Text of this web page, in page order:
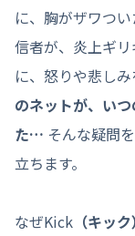
に、胸がザワつ
信者が、炎上ギ
に、怒りや悲しみ
のネットが、い
た… そんな疑問
立ちます。
なぜKick （キック）